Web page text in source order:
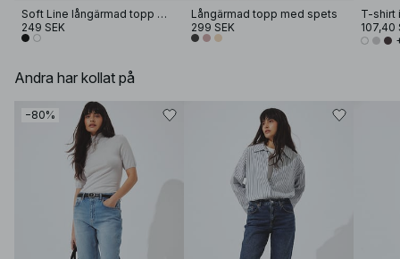
Soft Line långärmad topp med tratthals
249 SEK
Långärmad topp med spets
299 SEK
107,40
Andra har kollat på
−80%